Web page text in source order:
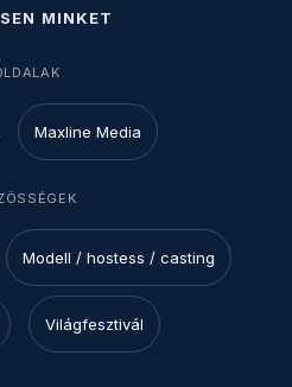
MINKET
Maxline Media
Modell / hostess / casting
Világfesztivál